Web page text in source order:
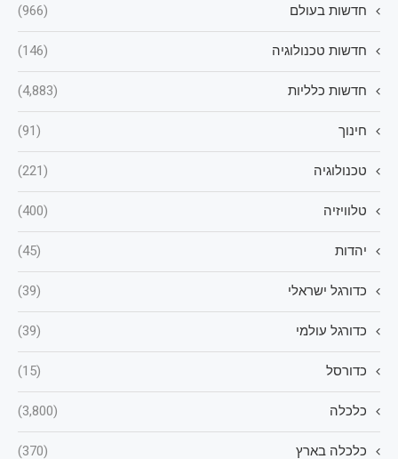
חדשות בעולם (966)
חדשות טכנולוגיה (146)
חדשות כלליות (4,883)
חינוך (91)
טכנולוגיה (221)
טלוויזיה (400)
יהדות (45)
כדורגל ישראלי (39)
כדורגל עולמי (39)
כדורסל (15)
כלכלה (3,800)
כלכלה בארץ (370)